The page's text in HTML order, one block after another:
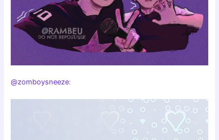
@zomboysneeze: